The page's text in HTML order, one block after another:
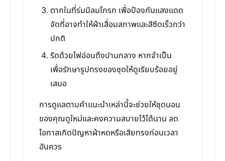
ตากในที่ร่มมีลมโกรก เพื่อป้องกันแสงแดด
จัดที่อาจทำให้ผ้าเสื่อมสภาพและสีซีดเร็วกว่า
ปกติ
รีดด้วยไฟอ่อนถึงปานกลาง หากจำเป็น
เพื่อรักษารูปทรงของชุดให้ดูเรียบร้อยอยู่
เสมอ
การดูแลตามคำแนะนำเหล่านี้จะช่วยให้ชุดนอน
ของคุณดูใหม่และคงความสบายไว้ได้นาน ลด
โอกาสเกิดปัญหาผ้าหดหรือเสียทรงก่อนเวลา
อันควร